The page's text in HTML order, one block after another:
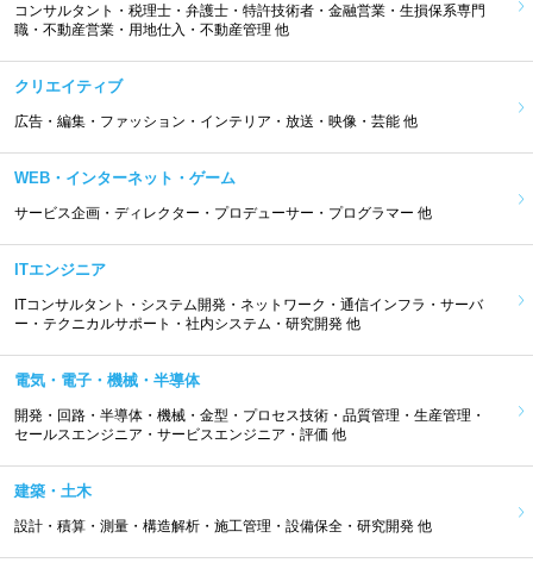
コンサルタント・税理士・弁護士・特許技術者・金融営業・生損保系専門
職・不動産営業・用地仕入・不動産管理 他
クリエイティブ
広告・編集・ファッション・インテリア・放送・映像・芸能 他
WEB・インターネット・ゲーム
サービス企画・ディレクター・プロデューサー・プログラマー 他
ITエンジニア
ITコンサルタント・システム開発・ネットワーク・通信インフラ・サーバ
ー・テクニカルサポート・社内システム・研究開発 他
電気・電子・機械・半導体
開発・回路・半導体・機械・金型・プロセス技術・品質管理・生産管理・
セールスエンジニア・サービスエンジニア・評価 他
建築・土木
設計・積算・測量・構造解析・施工管理・設備保全・研究開発 他